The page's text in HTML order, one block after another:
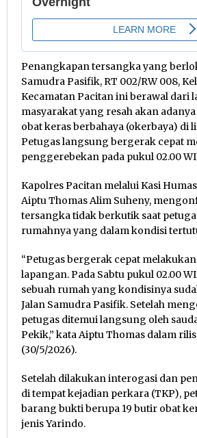
Penangkapan tersangka yang
Samudra Pasifik, RT 002/RW 008,
Kecamatan Pacitan ini berawal dari
masyarakat yang resah akan
obat keras berbahaya (okerbaya) di
Petugas langsung bergerak cepat
penggerebekan pada pukul 02.00
Kapolres Pacitan melalui Kasi
Aiptu Thomas Alim Suheny,
tersangka tidak berkutik saat
rumahnya yang dalam kondisi
“Petugas bergerak cepat
lapangan. Pada Sabtu pukul 02.00
sebuah rumah yang kondisinya
Jalan Samudra Pasifik. Setelah
petugas ditemui langsung oleh
Pekik,” kata Aiptu Thomas dalam
(30/5/2026).
Setelah dilakukan interogasi dan
di tempat kejadian perkara (TKP),
barang bukti berupa 19 butir obat
jenis Yarindo.